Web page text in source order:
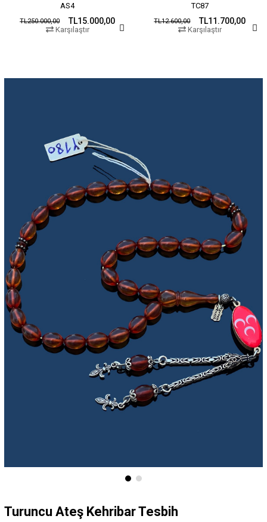
AS4
TL15.000,00
TL250.000,00
Karşılaştır
TC87
TL11.700,00
TL12.600,00
Karşılaştır
Turuncu Ateş Kehribar Tesbih